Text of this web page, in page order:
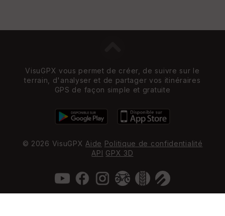
VisuGPX vous permet de créer, de suivre sur le
terrain, d'analyser et de partager vos itinéraires
GPS de façon simple et gratuite
© 2026 VisuGPX Aide Politique de confidentialité
API GPX 3D